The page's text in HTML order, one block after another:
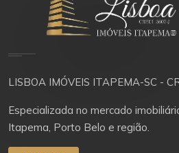
LISBOA IMÓVEIS ITAPEMA-SC -
Especializada no mercado
Itapema, Porto Belo e região.